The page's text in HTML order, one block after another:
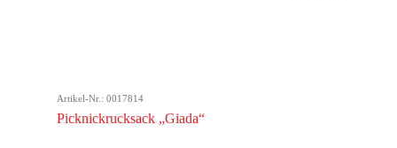
Artikel-Nr.: 0017814
Picknickrucksack „Giada“